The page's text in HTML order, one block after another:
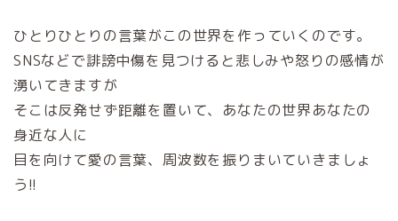
ひとりひとりの言葉がこの世界を作っていくのです。
SNSなどで誹謗中傷を見つけると悲しみや怒りの感情が
湧いてきますが
そこは反発せず距離を置いて、あなたの世界あなたの
身近な人に
目を向けて愛の言葉、周波数を振りまいていきましょ
う!!